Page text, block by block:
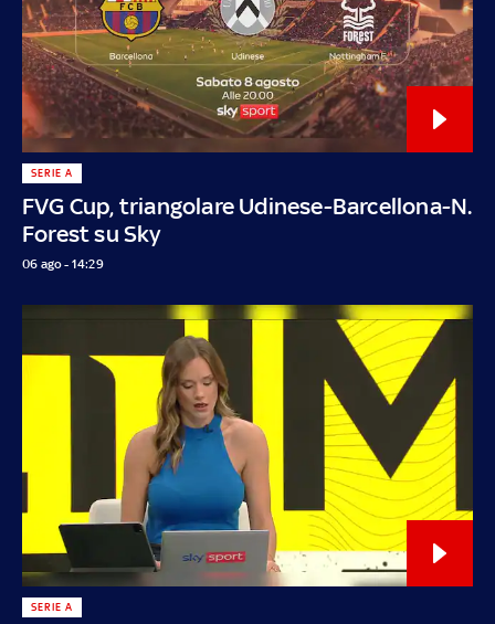
FVG Cup, triangolare Udinese-Barcellona-N.
Forest su Sky
SERIE A
06 ago - 14:29
SERIE A